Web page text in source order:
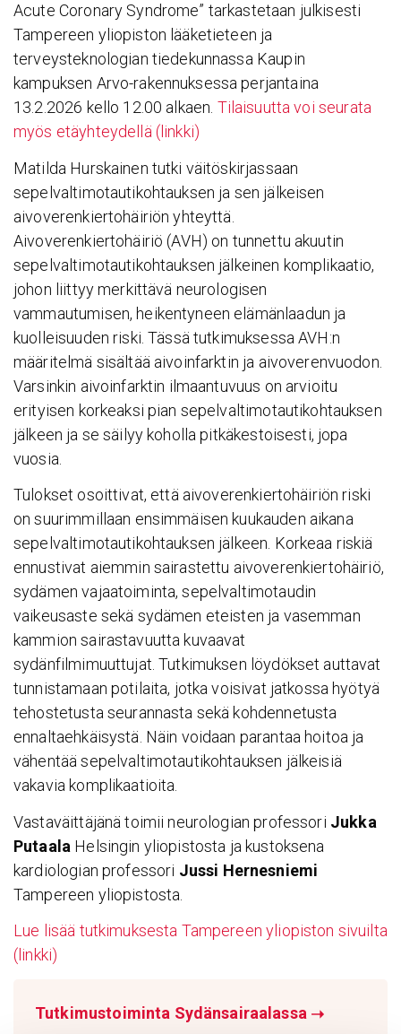
Acute Coronary Syndrome” tarkastetaan julkisesti
Tampereen yliopiston lääketieteen ja
terveysteknologian tiedekunnassa Kaupin
kampuksen Arvo-rakennuksessa perjantaina
13.2.2026 kello 12.00 alkaen. Tilaisuutta voi seurata
myös etäyhteydellä (linkki)
Matilda Hurskainen tutki väitöskirjassaan
sepelvaltimotautikohtauksen ja sen jälkeisen
aivoverenkiertohäiriön yhteyttä.
Aivoverenkiertohäiriö (AVH) on tunnettu akuutin
sepelvaltimotautikohtauksen jälkeinen komplikaatio,
johon liittyy merkittävä neurologisen
vammautumisen, heikentyneen elämänlaadun ja
kuolleisuuden riski. Tässä tutkimuksessa AVH:n
määritelmä sisältää aivoinfarktin ja aivoverenvuodon.
Varsinkin aivoinfarktin ilmaantuvuus on arvioitu
erityisen korkeaksi pian sepelvaltimotautikohtauksen
jälkeen ja se säilyy koholla pitkäkestoisesti, jopa
vuosia.
Tulokset osoittivat, että aivoverenkiertohäiriön riski
on suurimmillaan ensimmäisen kuukauden aikana
sepelvaltimotautikohtauksen jälkeen. Korkeaa riskiä
ennustivat aiemmin sairastettu aivoverenkiertohäiriö,
sydämen vajaatoiminta, sepelvaltimotaudin
vaikeusaste sekä sydämen eteisten ja vasemman
kammion sairastavuutta kuvaavat
sydänfilmimuuttujat. Tutkimuksen löydökset auttavat
tunnistamaan potilaita, jotka voisivat jatkossa hyötyä
tehostetusta seurannasta sekä kohdennetusta
ennaltaehkäisystä. Näin voidaan parantaa hoitoa ja
vähentää sepelvaltimotautikohtauksen jälkeisiä
vakavia komplikaatioita.
Vastaväittäjänä toimii neurologian professori Jukka
Putaala Helsingin yliopistosta ja kustoksena
kardiologian professori Jussi Hernesniemi
Tampereen yliopistosta.
Lue lisää tutkimuksesta Tampereen yliopiston sivuilta
(linkki)
Tutkimustoiminta Sydänsairaalassa ➝